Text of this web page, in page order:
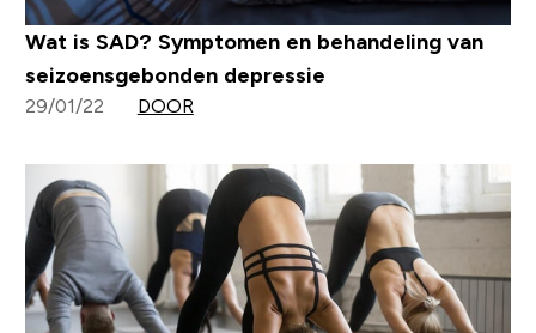
Wat is SAD? Symptomen en behandeling van
seizoensgebonden depressie
29/01/22 DOOR